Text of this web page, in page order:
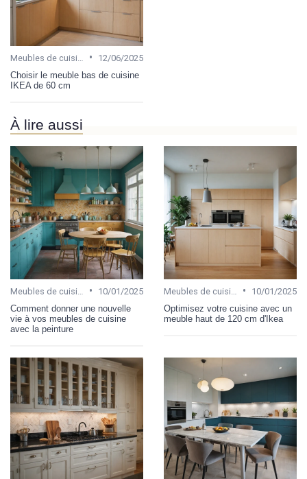
•
12/06/2025
Choisir le meuble bas de cuisine
IKEA de 60 cm
À lire aussi
•
10/01/2025
Comment donner une nouvelle
vie à vos meubles de cuisine
avec la peinture
•
10/01/2025
Optimisez votre cuisine avec un
meuble haut de 120 cm d'Ikea